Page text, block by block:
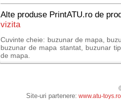
Alte produse PrintATU.ro de
vizita
Cuvinte cheie: buzunar de mapa,
buzunar de mapa stantat, buzunar
de mapa.
Site-uri partenere: www.atu-toys.ro